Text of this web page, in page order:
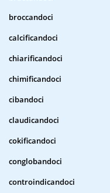
broccandoci
calcificandoci
chiarificandoci
chimificandoci
cibandoci
claudicandoci
cokificandoci
conglobandoci
controindicandoci